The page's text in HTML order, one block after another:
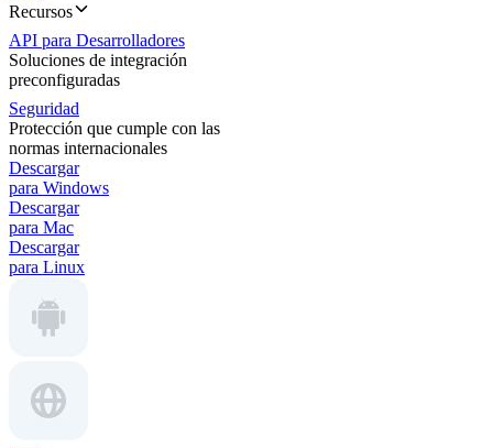
Recursos
API para Desarrolladores
Soluciones de integración
preconfiguradas
Seguridad
Protección que cumple con las
normas internacionales
Descargar
para Windows
Descargar
para Mac
Descargar
para Linux